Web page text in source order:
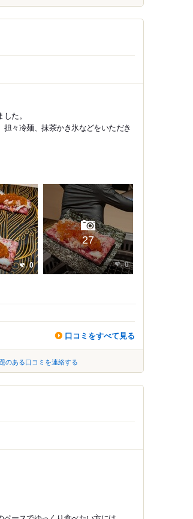
た。
々冷麺、抹茶かき氷などをいただき
0 0
27
口コミをすべて見る
のある口コミを連絡する